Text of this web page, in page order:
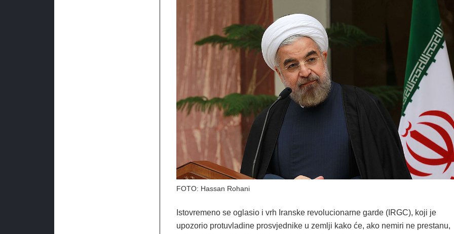
FOTO: Hassan Rohani
Istovremeno se oglasio i vrh Iranske revolucionarne garde (IRGC), koji je
upozorio protuvladine prosvjednike u zemlji kako će, ako nemiri ne prestanu,